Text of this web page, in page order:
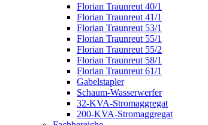
Florian Traunreut 40/1
Florian Traunreut 41/1
Florian Traunreut 53/1
Florian Traunreut 55/1
Florian Traunreut 55/2
Florian Traunreut 58/1
Florian Traunreut 61/1
Gabelstapler
Schaum-Wasserwerfer
32-KVA-Stromaggregat
200-KVA-Stromaggregat